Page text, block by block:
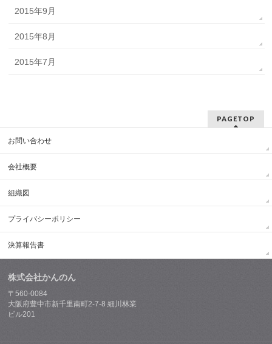
2015年9月
2015年8月
2015年7月
PAGETOP
お問い合わせ
会社概要
組織図
プライバシーポリシー
決算報告書
株式会社かんのん
〒560-0084
大阪府豊中市新千里南町2-7-8 細川林業
ビル201